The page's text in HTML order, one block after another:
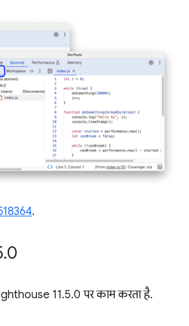
.
.0
11.5.0 पर काम करता है.